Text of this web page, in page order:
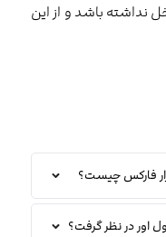
نداشته باشد و از این